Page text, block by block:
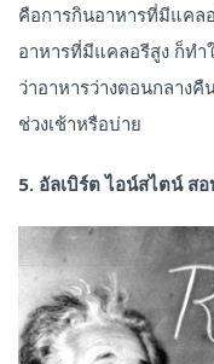
คือการกินอาหารที่มีแคล
อาหารที่มีแคลอรีสูง ก็ท
ว่าอาหารว่างตอนกลาง
ช่วงเช้าหรือบ่าย
5. อัลเบิร์ต ไอน์สไตน์ ส